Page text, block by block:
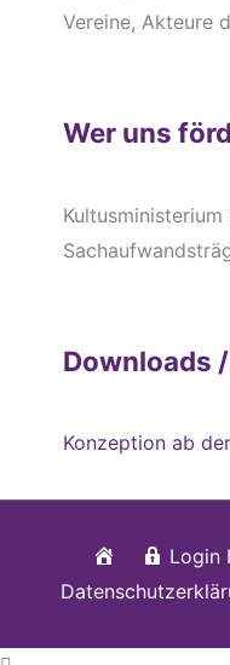
Vereine, Akteure
Wer uns
Downloads
Konzeption ab
Startseite
Login